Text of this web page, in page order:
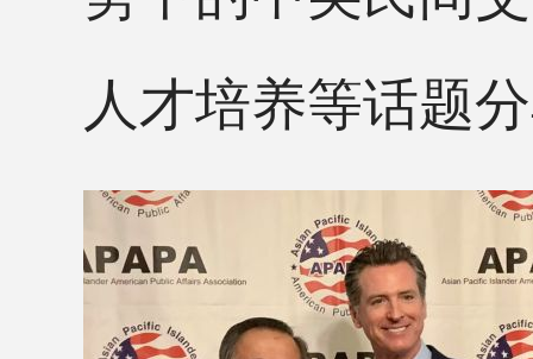
人才培养等话题